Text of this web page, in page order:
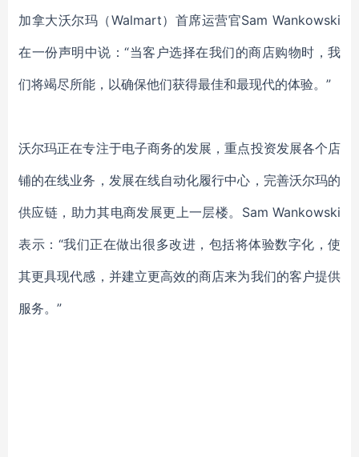
加拿大沃尔玛（Walmart）首席运营官Sam Wankowski
在一份声明中说 ： “当客户选择在我们的商店购物时，我
们将竭尽所能，以确保他们获得最佳和最现代的体验。 ”
沃尔玛正在专注于电子商务的发展，重点投资发展各个店
铺的在线业务，发展在线自动化履行中心，完善沃尔玛的
供应链，助力其电商发展更上一层楼。 Sam Wankowski
表示： “我们正在做出很多改进，包括将体验数字化，使
其更具现代感，并建立更高效的商店来为我们的客户提供
服务。 ”